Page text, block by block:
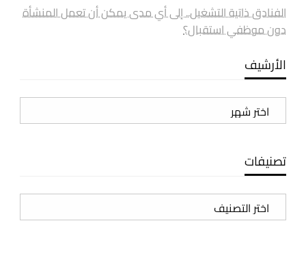
الفنادق ذاتية التشغيل.. إلى أي مدى يمكن أن تعمل المنشأة
دون موظفي استقبال؟
الأرشيف
الأرشيف
تصنيفات
تصنيفات